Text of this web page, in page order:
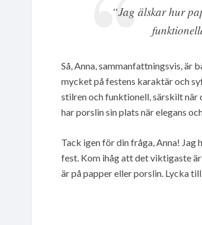
“Jag älskar hur
Så, Anna, sammanfattningsvis,
mycket på festens karaktär och
stilren och funktionell, särskilt när
har porslin sin plats när elegans
Tack igen för din fråga, Anna!
fest. Kom ihåg att det viktigaste
är på papper eller porslin. Lycka